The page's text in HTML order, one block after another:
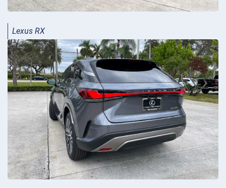
Lexus RX